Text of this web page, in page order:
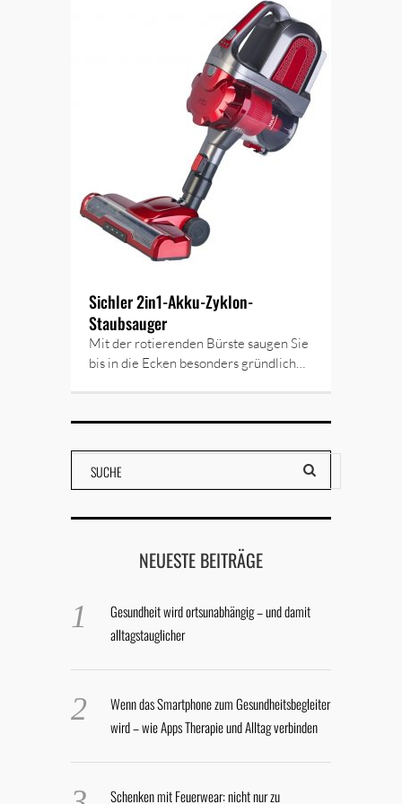
Sichler 2in1-Akku-Zyklon-
Staubsauger
Mit der rotierenden Bürste saugen Sie
bis in die Ecken besonders gründlich…
NEUESTE BEITRÄGE
Gesundheit wird ortsunabhängig – und damit
alltagstauglicher
Wenn das Smartphone zum Gesundheitsbegleiter
wird – wie Apps Therapie und Alltag verbinden
Schenken mit Feuerwear: nicht nur zu